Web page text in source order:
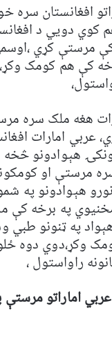
افغانستان سره
کوي دويي د
مرستې کړي
کې هم کومک
هغه ملک سره
عربي امارات
هېوادونو
مرستې او
هېوادونو په
په برخه کې
په ټنونو طبي
وکړ،دوي دوه
راواستول ،
اماراتو